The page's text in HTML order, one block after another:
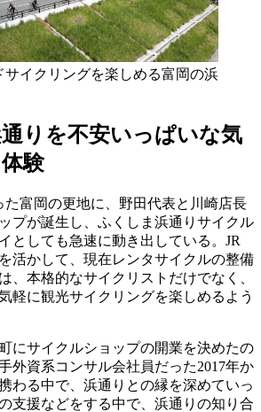
サイクリングを楽しめる富岡の浜
りを不安いっぱいな気
験
た富岡の更地に、野田代表と川崎店長
プが誕生し、ふくしま浜通りサイクル
としても急速に動き出している。JR
活かして、現在レンタサイクルの整備
、本格的なサイクリストだけでなく、
軽に観光サイクリングを楽しめるよう
にサイクルショップの開業を決めたの
外資系コンサル会社員だった2017年か
わる中で、浜通りとの縁を深めていっ
支援などをする中で、浜通りの知り合